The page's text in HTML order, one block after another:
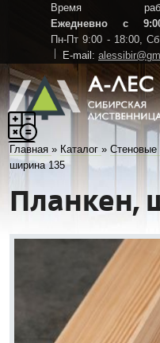
Время
Ежедневно с
Пн-Пт 9:00 - 18:00,
E-mail:
Главная » Каталог »Стеновые
ширина 135
Планкен,